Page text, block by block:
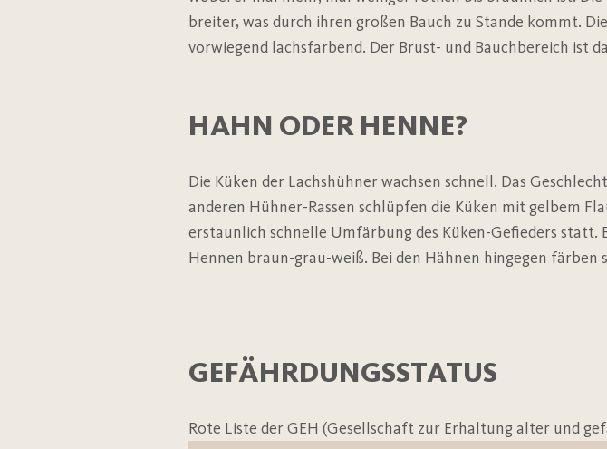
breiter, was durch ihren großen Bauch zu Stande kommt.
vorwiegend lachsfarbend. Der Brust- und Bauchbereich ist
HAHN ODER HENNE?
Die Küken der Lachshühner wachsen schnell. Das
anderen Hühner-Rassen schlüpfen die Küken mit gelbem
erstaunlich schnelle Umfärbung des Küken-Gefieders statt.
Hennen braun-grau-weiß. Bei den Hähnen hingegen färben
GEFÄHRDUNGSSTATUS
Rote Liste der GEH (Gesellschaft zur Erhaltung alter und